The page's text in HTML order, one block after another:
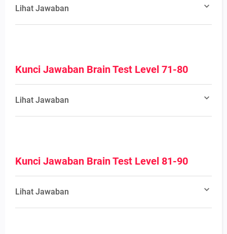
Lihat Jawaban
Kunci Jawaban Brain Test Level 71-80
Lihat Jawaban
Kunci Jawaban Brain Test Level 81-90
Lihat Jawaban